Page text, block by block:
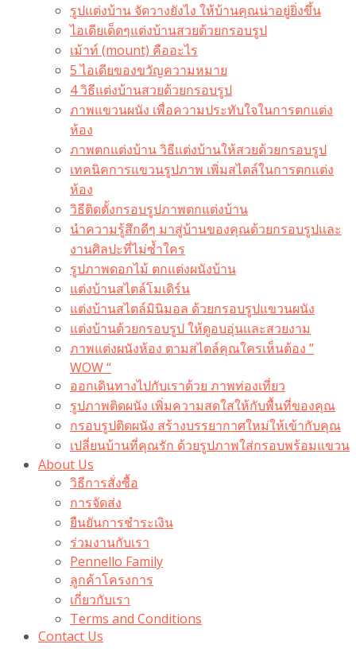
รูปแต่งบ้าน จัดวางยังไง ให้บ้านคุณน่าอยู่ยิ่งขึ้น
ไอเดียเด็ดๆแต่งบ้านสวยด้วยกรอบรูป
เม้าท์ (mount) คืออะไร​
5 ไอเดียของขวัญความหมาย
4 วิธีแต่งบ้านสวยด้วยกรอบรูป
ภาพแขวนผนัง เพื่อความประทับใจในการตกแต่ง
ห้อง
ภาพตกแต่งบ้าน วิธีแต่งบ้านให้สวยด้วยกรอบรูป
เทคนิคการแขวนรูปภาพ เพิ่มสไตล์ในการตกแต่ง
ห้อง
วิธีติดตั้งกรอบรูปภาพตกแต่งบ้าน
นำความรู้สึกดีๆ มาสู่บ้านของคุณด้วยกรอบรูปและ
งานศิลปะที่ไม่ซ้ำใคร
รูปภาพดอกไม้ ตกแต่งผนังบ้าน
แต่งบ้านสไตล์โมเดิร์น
แต่งบ้านสไตล์มินิมอล ด้วยกรอบรูปแขวนผนัง
แต่งบ้านด้วยกรอบรูป ให้ดูอบอุ่นและสวยงาม
ภาพแต่งผนังห้อง ตามสไตล์คุณใครเห็นต้อง ”
WOW “
ออกเดินทางไปกับเราด้วย ภาพท่องเที่ยว
รูปภาพติดผนัง เพิ่มความสดใสให้กับพื้นที่ของคุณ
กรอบรูปติดผนัง สร้างบรรยากาศใหม่ให้เข้ากับคุณ
เปลี่ยนบ้านที่คุณรัก ด้วยรูปภาพใส่กรอบพร้อมแขวน​
About Us
วิธีการสั่งซื้อ
การจัดส่ง
ยืนยันการชำระเงิน
ร่วมงานกับเรา
Pennello Family
ลูกค้าโครงการ
เกี่ยวกับเรา
Terms and Conditions
Contact Us